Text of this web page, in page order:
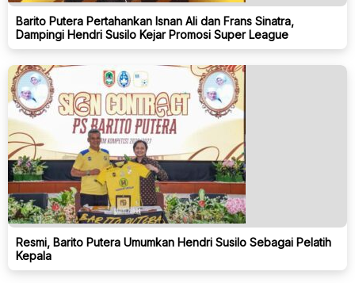
Barito Putera Pertahankan Isnan Ali dan Frans Sinatra,
Dampingi Hendri Susilo Kejar Promosi Super League
Resmi, Barito Putera Umumkan Hendri Susilo Sebagai Pelatih
Kepala